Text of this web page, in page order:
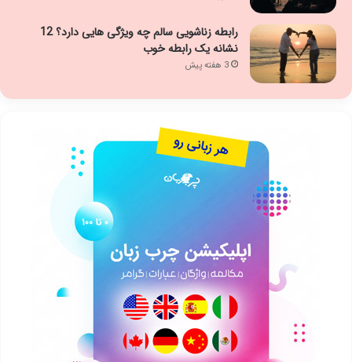
رابطه زناشویی سالم چه ویژگی هایی دارد؟ 12
نشانه یک رابطه خوب
3 هفته پیش